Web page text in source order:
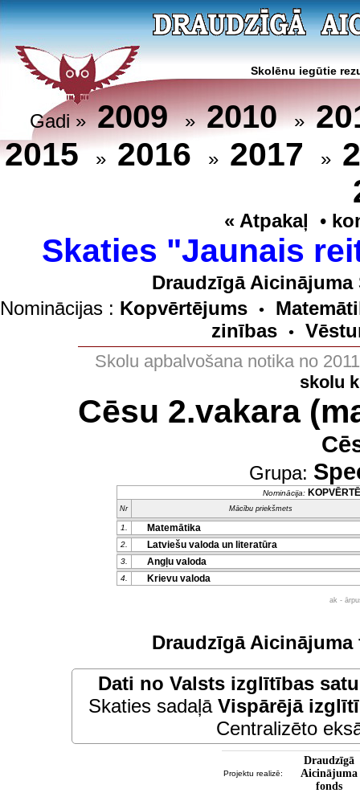
Skolēnu iegūtie
Gadi »2009»2010»
2015 » 2016 » 2017 »
« Atpakaļ •
Skaties "Jaunais
Draudzīgā
Nominācijas : Kopvērtējums •
zinības
•
Skolu apbalvošana notika no
skolu
Cēsu 2.vakara
Grupa:
Nominācija:
Nr Mācību priekšmets
1. Matemātika
2. Latviešu valoda un literatūra
3. Angļu valoda
4. Krievu valoda
ak -
Draudzīgā
Dati no Valsts izglītības
Skaties sadaļā Vispārējā
Centralizēto
Projektu realizē:
Draudzīgā
Aicinājuma
fonds